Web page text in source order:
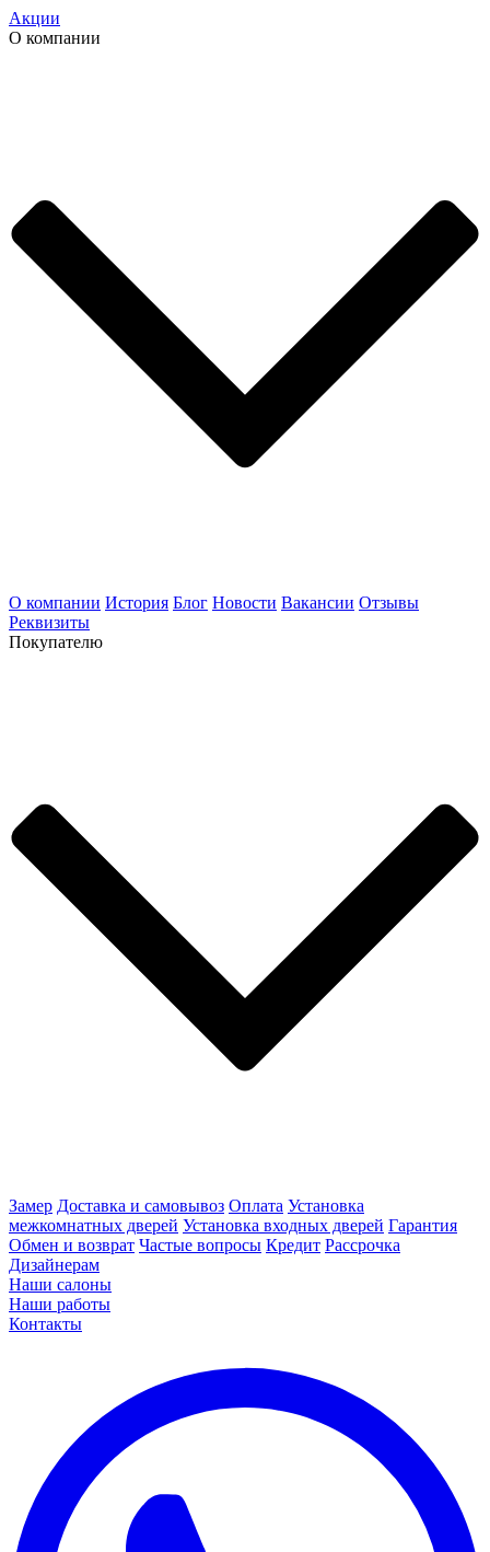
Акции
О компании
О компании История Блог Новости Вакансии Отзывы
Реквизиты
Покупателю
Замер Доставка и самовывоз Оплата Установка
межкомнатных дверей Установка входных дверей Гарантия
Обмен и возврат Частые вопросы Кредит Рассрочка
Дизайнерам
Наши салоны
Наши работы
Контакты